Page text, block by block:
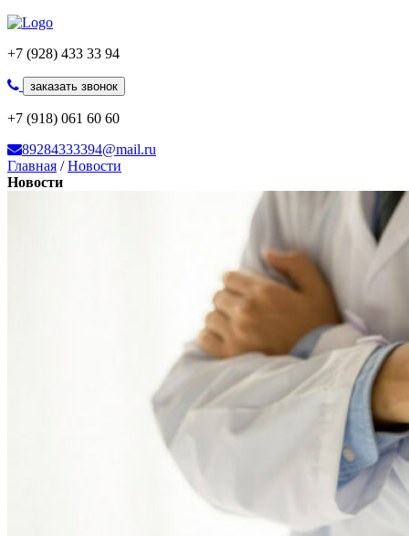
+7 (928) 433 33 94
заказать звонок
+7 (918) 061 60 60
89284333394@mail.ru
Главная /Новости
Новости